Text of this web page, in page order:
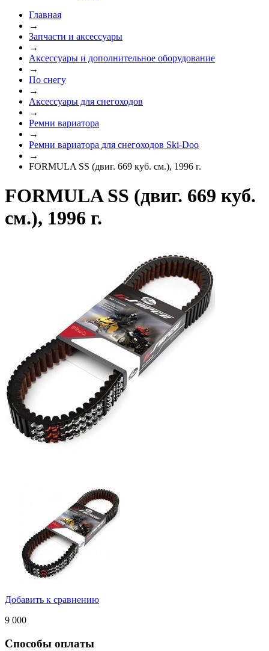
Главная
→
Запчасти и аксессуары
→
Аксессуары и дополнительное оборудование
→
По снегу
→
Аксессуары для снегоходов
→
Ремни вариатора
→
Ремни вариатора для снегоходов Ski-Doo
→
FORMULA SS (двиг. 669 куб. см.), 1996 г.
FORMULA SS (двиг. 669 куб.
см.), 1996 г.
Добавить к сравнению
9 000
Способы оплаты